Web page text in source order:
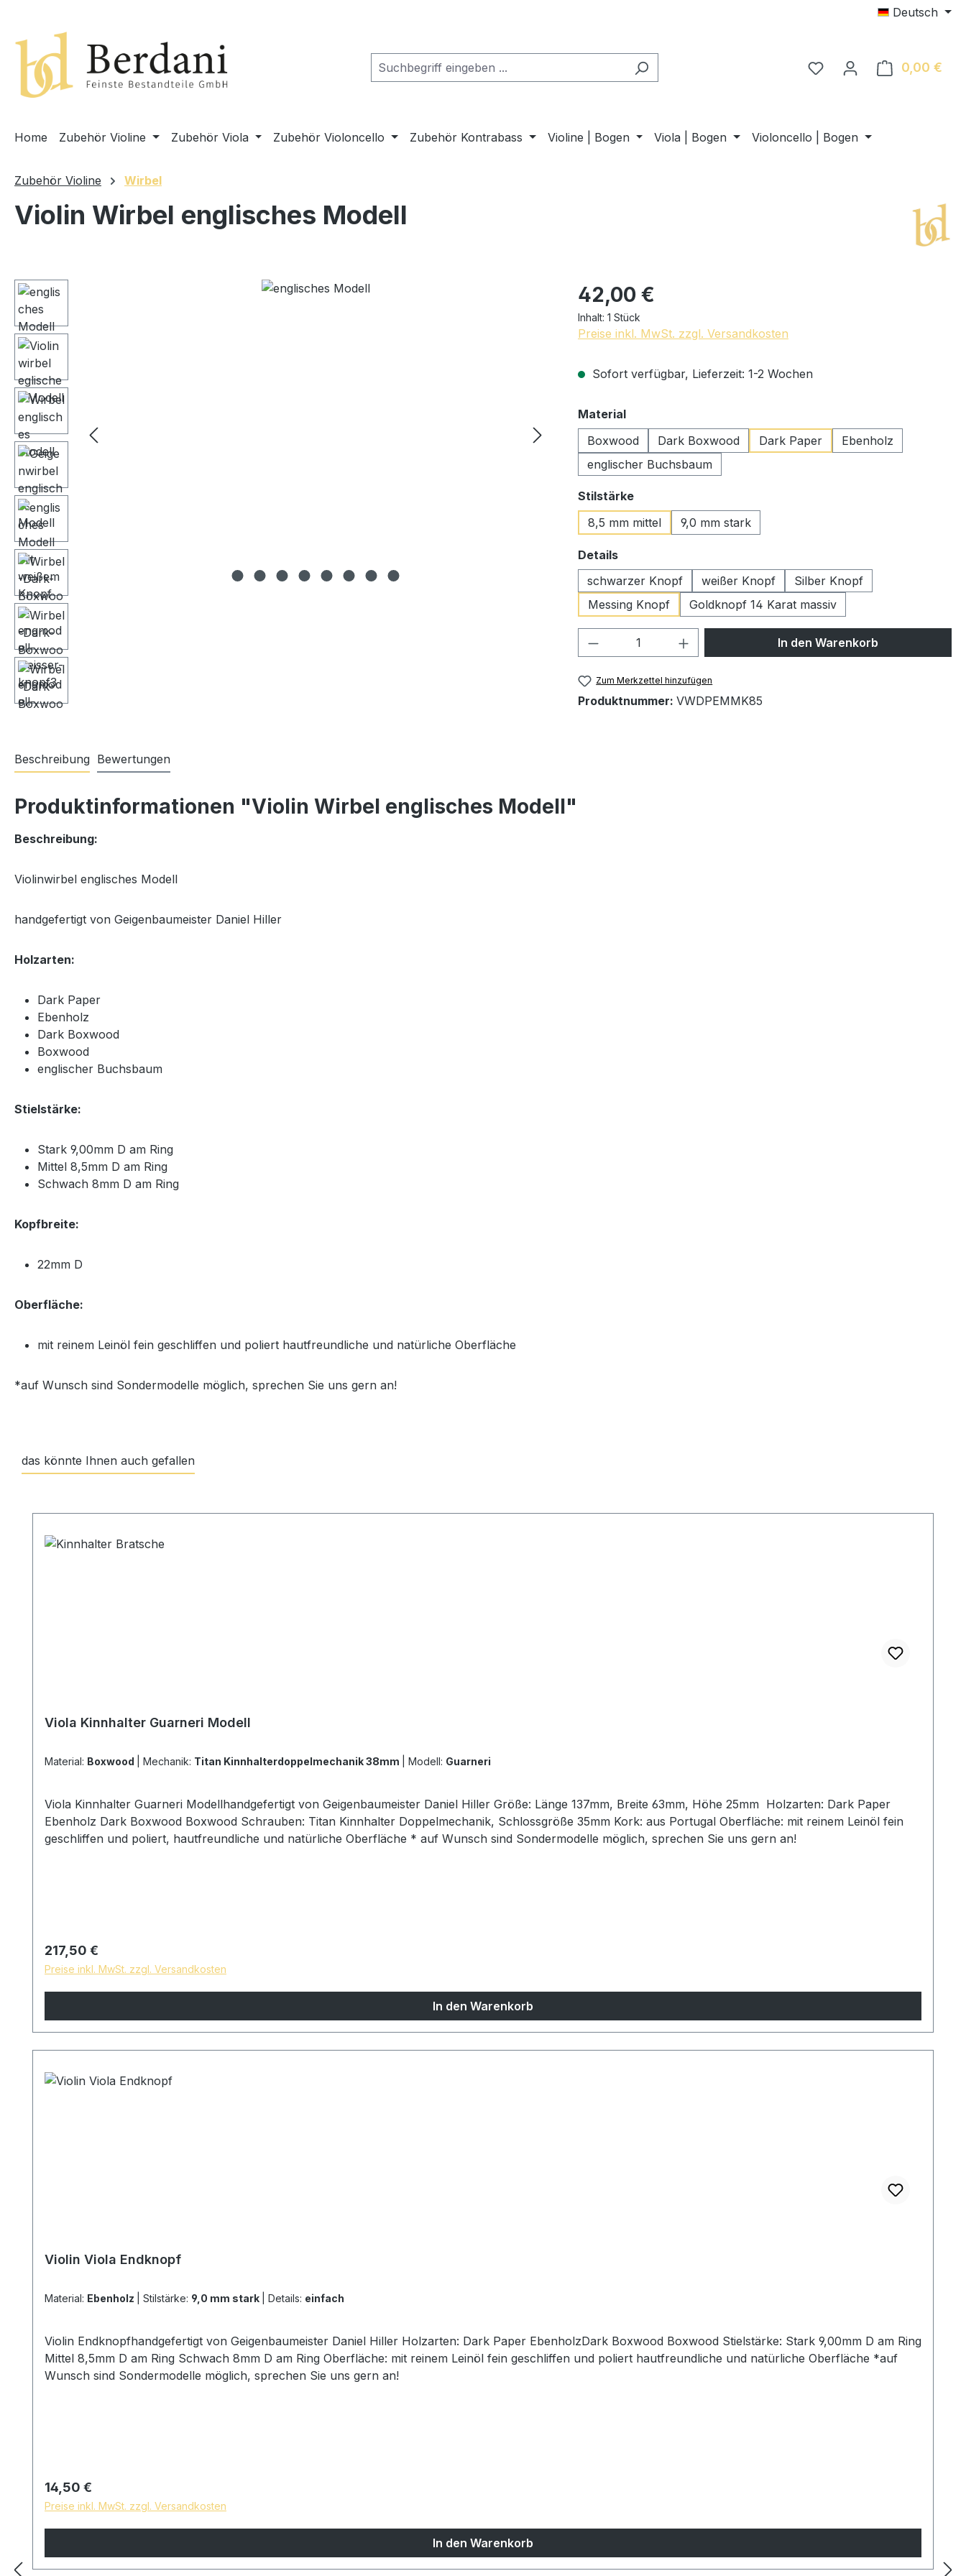
Deutsch
0,00 €
Home Zubehör Violine Zubehör Viola Zubehör Violoncello Zubehör Kontrabass Violine | Bogen Viola | Bogen Violoncello | Bogen
Zubehör Violine Wirbel
Violin Wirbel englisches Modell
Bildergalerie überspringen 42,00 €
Inhalt: 1 Stück
Preise inkl. MwSt. zzgl. Versandkosten
Sofort verfügbar, Lieferzeit: 1-2 Wochen
Materialauswählen
Boxwood
Dark Boxwood Dark Paper
Ebenholz
englischer Buchsbaum
Stilstärkeauswählen
8,5 mm mittel
9,0 mm stark
Detailsauswählen
schwarzer Knopf
weißer Knopf
Silber Knopf
Messing Knopf
Goldknopf 14 Karat massiv
Produkt Anzahl: Gib den gewünschten Wert
In den Warenkorb
Zum Merkzettel hinzufügen
Produktnummer: VWDPEMMK85
Beschreibung Bewertungen
Produktinformationen "Violin Wirbel englisches Modell"
Beschreibung:
Violinwirbel englisches Modell
handgefertigt von Geigenbaumeister Daniel Hiller
Holzarten:
Dark Paper
Ebenholz
Dark Boxwood
Boxwood
englischer Buchsbaum
Stielstärke:
Stark 9,00mm D am Ring
Mittel 8,5mm D am Ring
Schwach 8mm D am Ring
Kopfbreite:
22mm D
Oberfläche:
mit reinem Leinöl fein geschliffen und poliert hautfreundliche und natürliche Oberfläche
*auf Wunsch sind Sondermodelle möglich, sprechen Sie uns gern an!
das könnte Ihnen auch gefallen
Viola Kinnhalter Guarneri Modell
Material: Boxwood Mechanik: Titan Kinnhalterdoppelmechanik 38mm Modell: Guarneri
Viola Kinnhalter Guarneri Modellhandgefertigt von Geigenbaumeister Daniel Hiller Größe: Länge 137mm, Breite 63mm, Höhe 25mm Holzarten: Dark Paper
Ebenholz Dark Boxwood Boxwood Schrauben: Titan Kinnhalter Doppelmechanik, Schlossgröße 35mm Kork: aus Portugal Oberfläche: mit reinem Leinöl fein
geschliffen und poliert, hautfreundliche und natürliche Oberfläche * auf Wunsch sind Sondermodelle möglich, sprechen Sie uns gern an!
Regulärer Preis:
217,50 €
Preise inkl. MwSt. zzgl. Versandkosten
In den Warenkorb
Violin Viola Endknopf
Material: Ebenholz Stilstärke: 9,0 mm stark Details: einfach
Violin Endknopfhandgefertigt von Geigenbaumeister Daniel Hiller Holzarten: Dark Paper EbenholzDark Boxwood Boxwood Stielstärke: Stark 9,00mm D am Ring
Mittel 8,5mm D am Ring Schwach 8mm D am Ring Oberfläche: mit reinem Leinöl fein geschliffen und poliert hautfreundliche und natürliche Oberfläche *auf
Wunsch sind Sondermodelle möglich, sprechen Sie uns gern an!
Regulärer Preis:
14,50 €
Preise inkl. MwSt. zzgl. Versandkosten
In den Warenkorb